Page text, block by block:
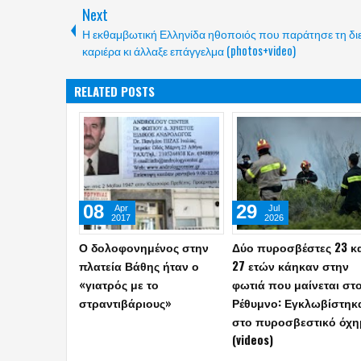
Next
Η εκθαμβωτική Ελληνίδα ηθοποιός που παράτησε τη
καριέρα κι άλλαξε επάγγελμα (photos+video)
RELATED POSTS
Καβάλα: Αυτά ήταν τα
τελευταία λόγια του
44χρονου αστυνομικού
πριν βάλει τέλος στη ζωή
05
May
2026
Αμπελόκηποι: CEO
γνωστής εταιρείας είχε
κατσίκια και τις κότες σε
ταράτσα 16ου ορόφου
(video)
01
Apr
2026